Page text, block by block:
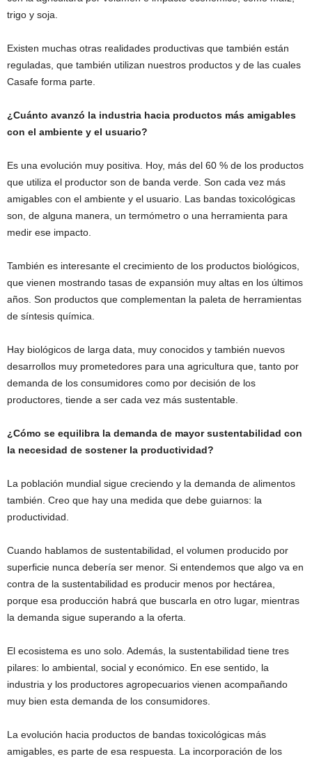
trigo y soja.
Existen muchas otras realidades productivas que también están
reguladas, que también utilizan nuestros productos y de las cuales
Casafe forma parte.
¿Cuánto avanzó la industria hacia productos más amigables
con el ambiente y el usuario?
Es una evolución muy positiva. Hoy, más del 60 % de los productos
que utiliza el productor son de banda verde. Son cada vez más
amigables con el ambiente y el usuario. Las bandas toxicológicas
son, de alguna manera, un termómetro o una herramienta para
medir ese impacto.
También es interesante el crecimiento de los productos biológicos,
que vienen mostrando tasas de expansión muy altas en los últimos
años. Son productos que complementan la paleta de herramientas
de síntesis química.
Hay biológicos de larga data, muy conocidos y también nuevos
desarrollos muy prometedores para una agricultura que, tanto por
demanda de los consumidores como por decisión de los
productores, tiende a ser cada vez más sustentable.
¿Cómo se equilibra la demanda de mayor sustentabilidad con
la necesidad de sostener la productividad?
La población mundial sigue creciendo y la demanda de alimentos
también. Creo que hay una medida que debe guiarnos: la
productividad.
Cuando hablamos de sustentabilidad, el volumen producido por
superficie nunca debería ser menor. Si entendemos que algo va en
contra de la sustentabilidad es producir menos por hectárea,
porque esa producción habrá que buscarla en otro lugar, mientras
la demanda sigue superando a la oferta.
El ecosistema es uno solo. Además, la sustentabilidad tiene tres
pilares: lo ambiental, social y económico. En ese sentido, la
industria y los productores agropecuarios vienen acompañando
muy bien esta demanda de los consumidores.
La evolución hacia productos de bandas toxicológicas más
amigables, es parte de esa respuesta. La incorporación de los